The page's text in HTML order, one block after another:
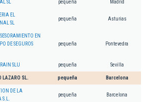
SL pequeña Madrid
EL
SL
pequeña Asturias
EN
DE SEGUROS
pequeña Pontevedra
SLU pequeña Sevilla
LAZARO SL. pequeña Barcelona
DE LA
pequeña Barcelona